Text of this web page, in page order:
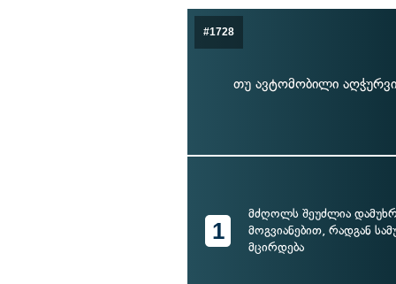
#1728
თუ ავტომობილი
1
მძღოლს შეუძლია
მოგვიანებით, რადგან
მცირდება